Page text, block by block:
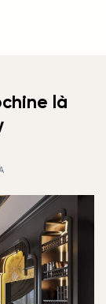
là